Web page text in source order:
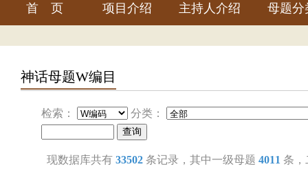
首 页 项目介绍 主持人介绍 母题分
神话母题W编目
检索： 分类：
现数据库共有 33502 条记录，其中一级母题 4011 条